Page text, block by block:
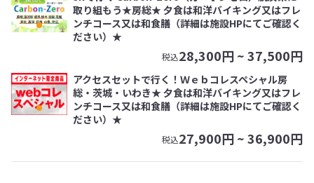
取り組もう★房総★ 夕食は和洋バイキング又はフレ
ンチコース又は和食膳（詳細は施設HPにてご確認く
ださい）★
税込28,300円 ~37,500円
アクセスセットで行く！Ｗｅｂコレスペシャル房
総・茨城・いわき★ 夕食は和洋バイキング又はフレ
ンチコース又は和食膳（詳細は施設HPにてご確認く
ださい）★
税込27,900円 ~36,900円